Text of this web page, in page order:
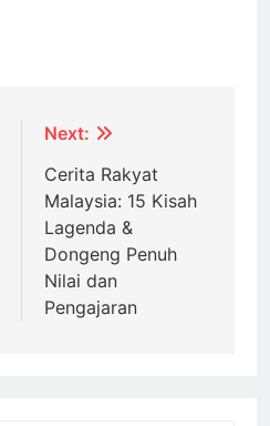
Next:
Cerita Rakyat
Malaysia: 15 Kisah
Lagenda &
Dongeng Penuh
Nilai dan
Pengajaran